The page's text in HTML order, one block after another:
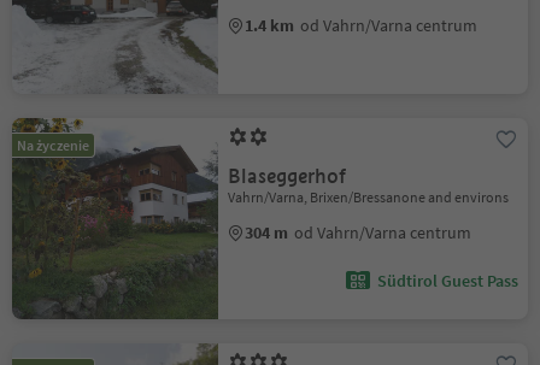
1.4 km od Vahrn/Varna centrum
Na życzenie
Blaseggerhof
Vahrn/Varna, Brixen/Bressanone and environs
304 m od Vahrn/Varna centrum
Südtirol Guest Pass